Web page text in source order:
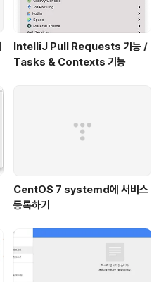
IntelliJ Pull Requests 기능 /
Tasks & Contexts 기능
CentOS 7 systemd에 서비스
등록하기